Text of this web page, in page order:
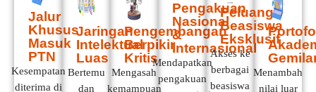
Jalur
Khusus
Masuk
PTN
Kesempatan
diterima di
Jaringan
Intelektual
Luas
Bertemu
dan
Pengembangan
Berpikir
Kritis
Mengasah
kemampuan
Pengakuan
Nasional
&
Internasional
Mendapatkan
pengakuan
Peluang
Beasiswa
Eksklusif
Akses ke
berbagai
beasiswa
Menambah
nilai luar